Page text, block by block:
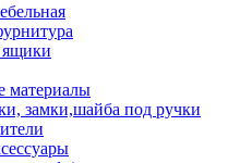
материалы
замки,шайба под ручки